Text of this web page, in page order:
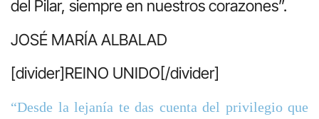
del Pilar, siempre en nuestros corazones”.
JOSÉ MARÍA ALBALAD
[divider]REINO UNIDO[/divider]
“Desde la lejanía te das cuenta del privilegio que